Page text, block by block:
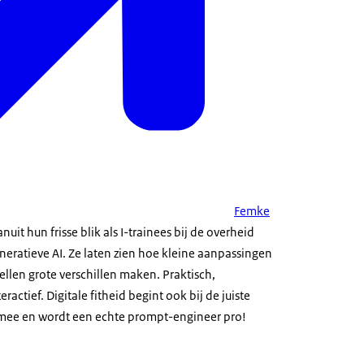
Femke
hun frisse blik als I-trainees bij de overheid
AI. Ze laten zien hoe kleine aanpassingen
grote verschillen maken. Praktisch,
Digitale fitheid begint ook bij de juiste
en wordt een echte prompt-engineer pro!